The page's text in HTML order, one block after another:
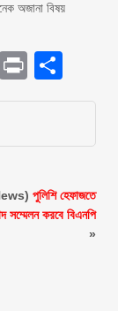
অজানা বিষয়
Print
পুলিশি হেফাজতে
সম্মেলন করবে বিএনপি
»